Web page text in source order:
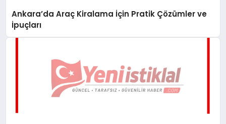
Ankara’da Araç Kiralama İçin Pratik Çözümler ve
İpuçları